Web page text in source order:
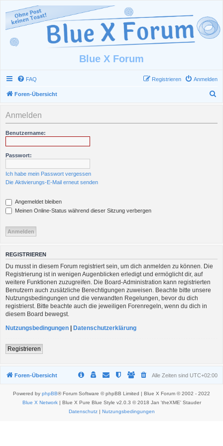
Blue X Forum
FAQ Anmelden
Registrieren
Foren-Übersicht
Anmelden
Benutzername:
Passwort:
Ich habe mein Passwort vergessen
Die Aktivierungs-E-Mail erneut senden
Angemeldet bleiben
Meinen Online-Status während dieser Sitzung verbergen
REGISTRIEREN
Du musst in diesem Forum registriert sein, um dich anmelden zu können. Die
Registrierung ist in wenigen Augenblicken erledigt und ermöglicht dir, auf
weitere Funktionen zuzugreifen. Die Board-Administration kann registrierten
Benutzern auch zusätzliche Berechtigungen zuweisen. Beachte bitte unsere
Nutzungsbedingungen und die verwandten Regelungen, bevor du dich
registrierst. Bitte beachte auch die jeweiligen Forenregeln, wenn du dich in
diesem Board bewegst.
Nutzungsbedingungen | Datenschutzerklärung
Registrieren
Foren-Übersicht Alle Zeiten sind UTC+02:00
Powered by phpBB® Forum Software © phpBB Limited | Blue X Forum © 2002 - 2022
Blue X Network| Blue X Pure Blue Style v2.0.3 © 2018 Jan 'theXME' Stauder
Datenschutz| Nutzungsbedingungen